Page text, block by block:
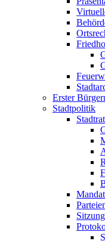
Erster
Stadtpolitik
Stadtrat